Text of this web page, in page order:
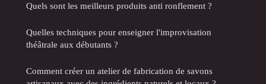
Quels sont les meilleurs produits anti ronflement ?
Quelles techniques pour enseigner l'improvisation
théâtrale aux débutants ?
Comment créer un atelier de fabrication de savons